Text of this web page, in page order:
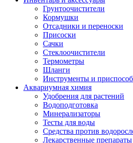
Грунтоочистители
Кормушки
Отсадники и переноски
Присоски
Сачки
Стеклоочистители
Термометры
Шланги
Инструменты и
Аквариумная химия
Удобрения для растений
Водоподготовка
Минерализаторы
Тесты для воды
Средства против
Лекарственные препараты